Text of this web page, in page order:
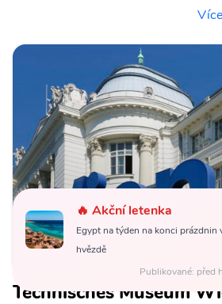
Technisches Museum
🔥 Akční letenka
Egypt na týden na konci prázdnin
hvězdě
Publikované: před